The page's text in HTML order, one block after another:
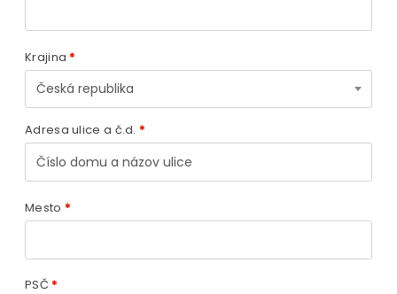
Krajina*
Česká republika
Adresa ulice a č.d. *
Mesto *
PSČ*